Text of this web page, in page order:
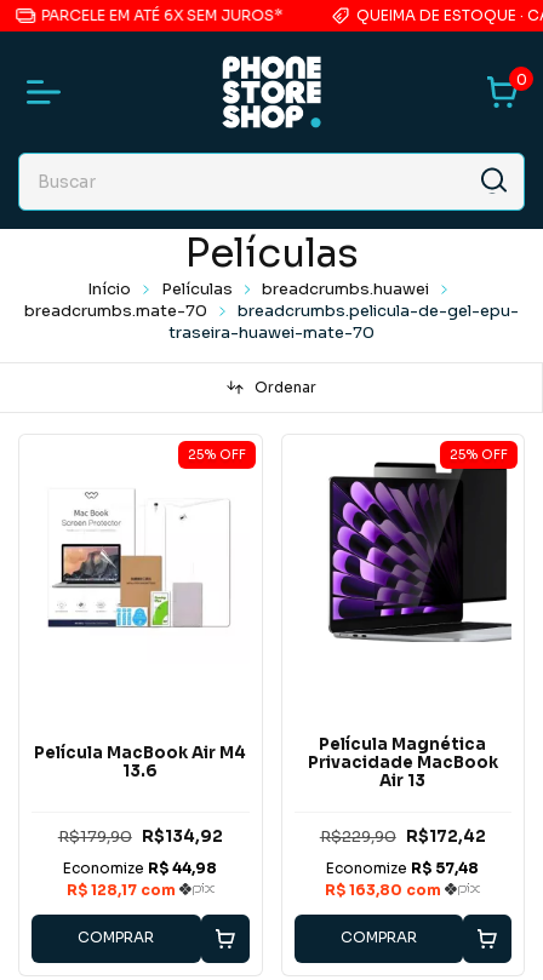
PARCELE EM ATÉ 6X SEM JUROS* QUEIMA DE ESTOQUE ·
0
Películas
Início Películas
breadcrumbs.huawei
breadcrumbs.mate-70
breadcrumbs.pelicula-de-gel-epu-
traseira-huawei-mate-70
Ordenar
25% OFF
Película MacBook Air M4
13.6
R$179,90 R$134,92
COMPRAR
25% OFF
Película Magnética
Privacidade MacBook
Air 13
R$229,90 R$172,42
COMPRAR